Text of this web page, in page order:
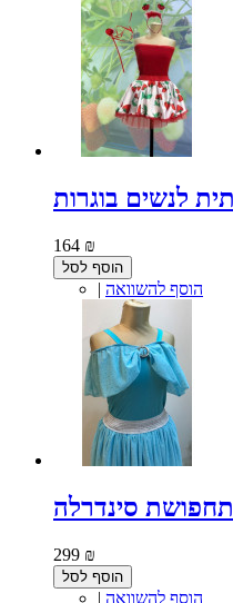
164 ₪
הוסף לסל
| הוסף להשוואה
תחפושת סינדרלה
299 ₪
הוסף לסל
| הוסף להשוואה